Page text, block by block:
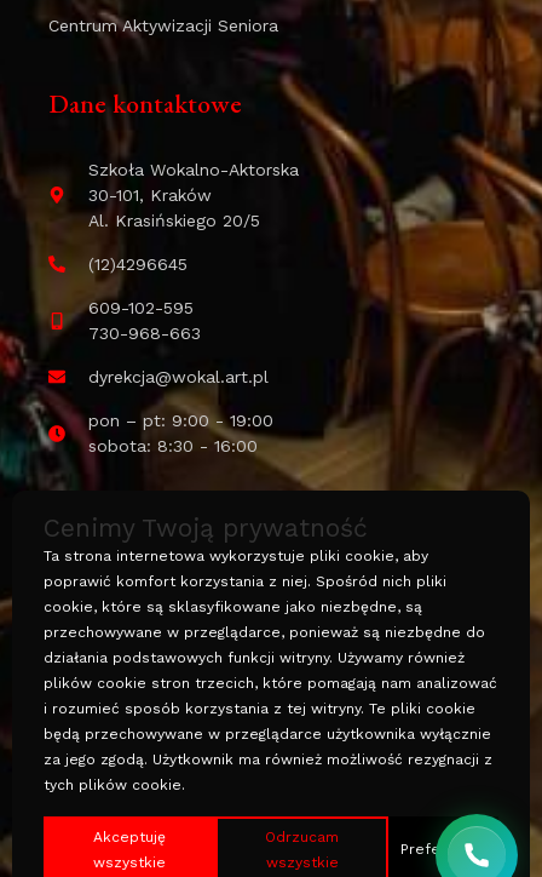
Centrum Aktywizacji Seniora
Dane kontaktowe
Szkoła Wokalno-Aktorska
30-101, Kraków
Al. Krasińskiego 20/5
(12)4296645
609-102-595
730-968-663
dyrekcja@wokal.art.pl
pon – pt: 9:00 - 19:00
sobota: 8:30 - 16:00
Polityka prywatności
Projekt i wykonanie: coswymysle.pl © Wszelkie prawa
zastrzeżone
Cenimy Twoją prywatność
Ta strona internetowa wykorzystuje pliki cookie, aby
poprawić komfort korzystania z niej. Spośród nich pliki
cookie, które są sklasyfikowane jako niezbędne, są
przechowywane w przeglądarce, ponieważ są niezbędne do
działania podstawowych funkcji witryny. Używamy również
plików cookie stron trzecich, które pomagają nam analizować
i rozumieć sposób korzystania z tej witryny. Te pliki cookie
będą przechowywane w przeglądarce użytkownika wyłącznie
za jego zgodą. Użytkownik ma również możliwość rezygnacji z
tych plików cookie.
Akceptuję
wszystkie
Odrzucam
wszystkie
Preferencje